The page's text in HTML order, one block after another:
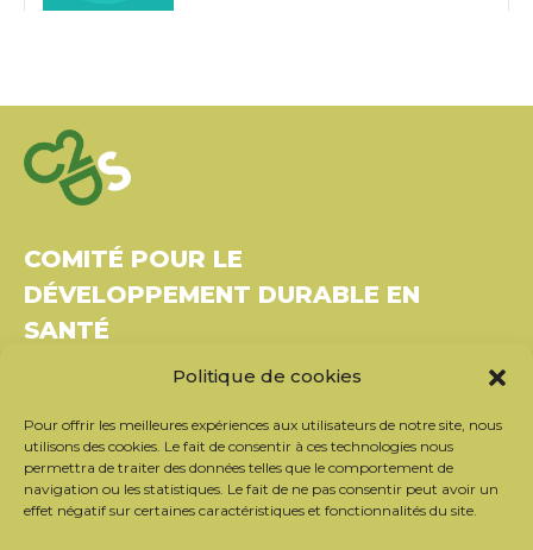
Politique de cookies
Pour offrir les meilleures expériences aux utilisateurs de notre site, nous
utilisons des cookies. Le fait de consentir à ces technologies nous
permettra de traiter des données telles que le comportement de
navigation ou les statistiques. Le fait de ne pas consentir peut avoir un
effet négatif sur certaines caractéristiques et fonctionnalités du site.
COMITÉ POUR LE
DÉVELOPPEMENT DURABLE EN
SANTÉ
Bâtiment Le Rubixco, 1 rue Bernard Maris
Tél. : 06 26 49 36 81 – contact@c2ds.eu
TwitterLinkedIn
Youtube